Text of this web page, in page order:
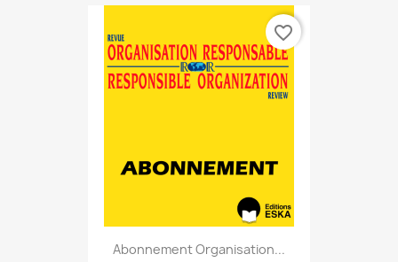
Abonnement Organisation...
favorite_border